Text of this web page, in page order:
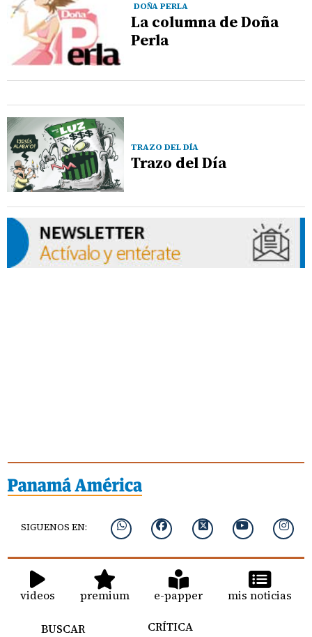
DOÑA PERLA
La columna de Doña
Perla
TRAZO DEL DÍA
Trazo del Día
SIGUENOS EN:
videos premium e-papper mis noticias
BUSCAR
CRÍTICA